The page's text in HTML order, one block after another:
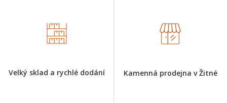
Velký sklad a rychlé dodání Kamenná prodejna v Žitné